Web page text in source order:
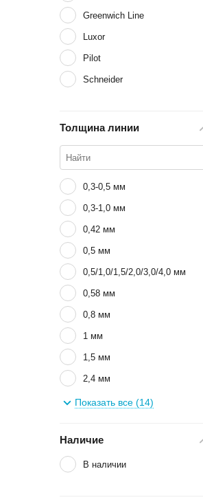
Greenwich Line
Luxor
Pilot
Schneider
Толщина линии
0,3-0,5 мм
0,3-1,0 мм
0,42 мм
0,5 мм
0,5/1,0/1,5/2,0/3,0/4,0 мм
0,58 мм
0,8 мм
1 мм
1,5 мм
2,4 мм
3,0/2,3/1,5/1,0/0,65 мм
4,0/8,0/10/12/15 мм
6 мм
Показать все (14)
Наличие
В наличии